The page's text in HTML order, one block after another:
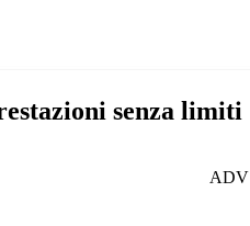
senza limiti
ADV